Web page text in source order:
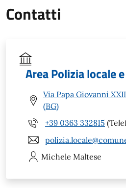
Contatti
Area Polizia locale
Via Papa Giovanni
(BG)
+39 0363 332815
Michele Maltese